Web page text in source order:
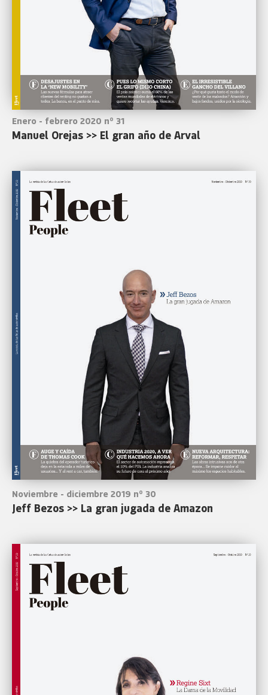
Enero - febrero 2020 nº 31
Manuel Orejas >> El gran año de Arval
Noviembre - diciembre 2019 nº 30
Jeff Bezos >> La gran jugada de Amazon